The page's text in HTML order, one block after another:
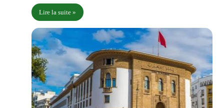
Lire la suite »